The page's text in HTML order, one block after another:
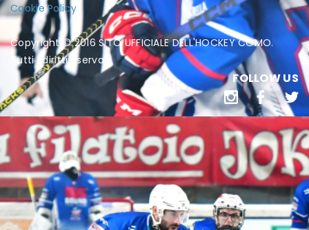
Cookie Policy
Copyright © 2016 SITO UFFICIALE DELL'HOCKEY COMO.
Tutti i diritti riservati.
FOLLOW US